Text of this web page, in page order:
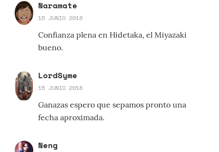
Naramate
15 JUNIO 2018
Confianza plena en Hidetaka, el Miyazaki
bueno.
LordSyme
15 JUNIO 2018
Ganazas espero que sepamos pronto una
fecha aproximada.
Neng